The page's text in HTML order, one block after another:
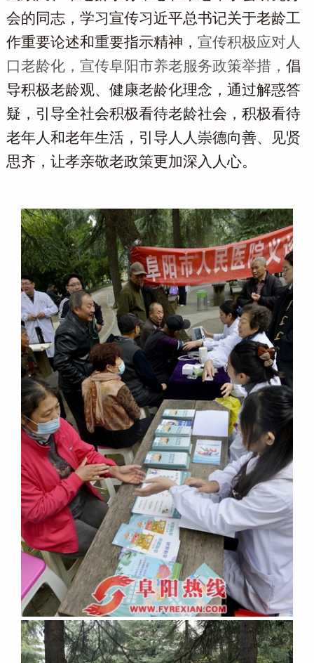
会的同志， 学习宣传习近平总书记关于老龄工
作重要论述和重要指示精神， 宣传积极应对人
口老龄化，宣传阜阳市养老服务政策举措， 倡
导积极老龄观、健康老龄化理念， 通过解惑答
疑， 引导全社会积极看待老龄社会，积极看待
老年人和老年生活，引导人人崇德向善、见贤
思齐，让孝亲敬老政策更加深入人心。